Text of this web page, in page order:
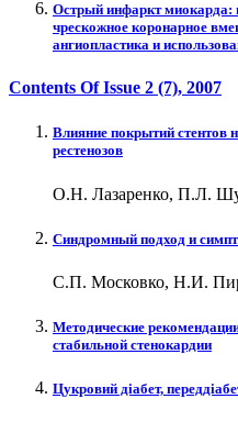
Острый инфаркт миокарда:
чрескожное коронарное
ангиопластика и
Contents Of Issue 2 (7), 2007
Влияние покрытий стентов
рестенозов
О.Н. Лазаренко, П.Л.
Синдромный подход и
С.П. Московко, Н.И.
Методические
стабильной стенокардии
Цукровий діабет,